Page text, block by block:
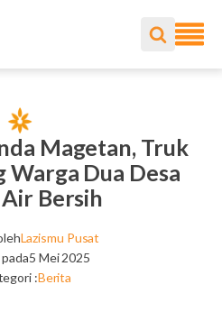
Magetan, Truk
Warga Dua Desa
Bersih
Lazismu Pusat
5 Mei 2025
:Berita